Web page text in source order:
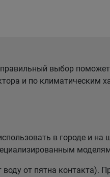
выбор поможет
и по климатическим
в городе и на
от пятна контакта).